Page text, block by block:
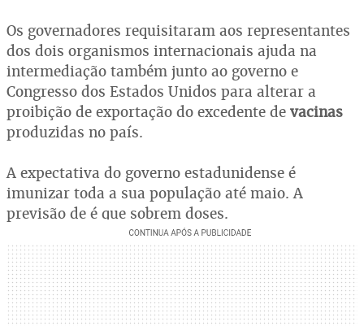
Os governadores requisitaram aos representantes
dos dois organismos internacionais ajuda na
intermediação também junto ao governo e
Congresso dos Estados Unidos para alterar a
proibição de exportação do excedente de vacinas
produzidas no país.
A expectativa do governo estadunidense é
imunizar toda a sua população até maio. A
previsão de é que sobrem doses.